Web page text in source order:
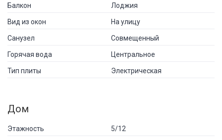
Балкон Лоджия
Вид из окон На улицу
Санузел Совмещенный
Горячая вода Центральное
Тип плиты Электрическая
Дом
Этажность 5/12